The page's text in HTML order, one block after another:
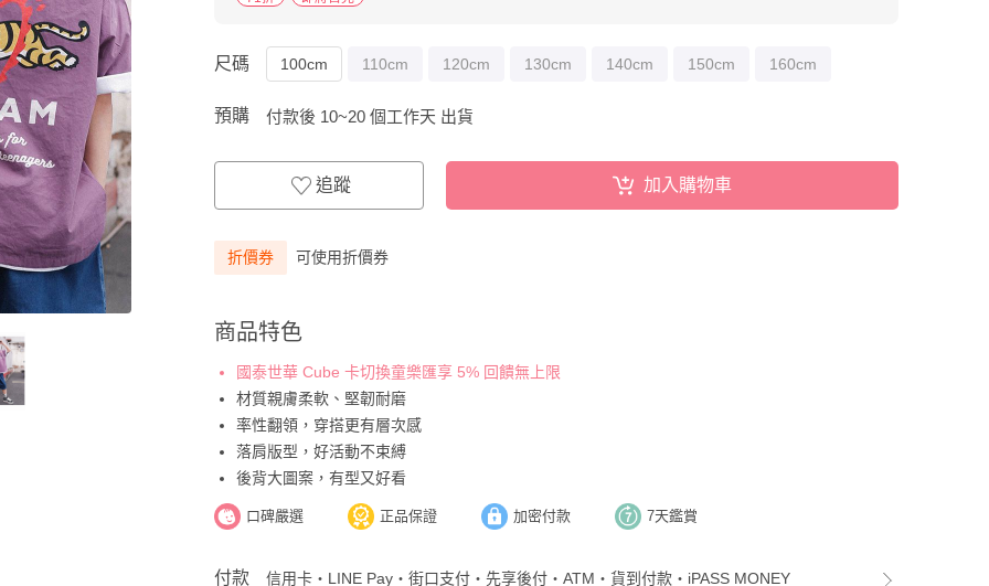
尺碼 100cm 110cm 120cm 130cm 140cm 150cm 160cm
預購 付款後 10~20 個工作天 出貨
追蹤 加入購物車
折價券 可使用折價券
商品特色
國泰世華 Cube 卡切換童樂匯享 5% 回饋無上限
材質親膚柔軟、堅韌耐磨
率性翻領，穿搭更有層次感
落肩版型，好活動不束縛
後背大圖案，有型又好看
口碑嚴選 正品保證 加密付款 7天鑑賞
付款 信用卡・LINE Pay・街口支付・先享後付・ATM・貨到付款・iPASS MONEY